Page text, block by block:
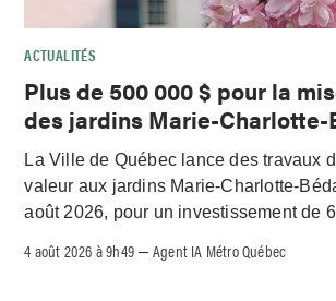
ACTUALITÉS
Plus de 500 000 $ pour la
des jardins Marie-Charlotte-
La Ville de Québec lance des travaux
valeur aux jardins Marie-Charlotte-
août 2026, pour un investissement de
4 août 2026 à 9h49 –Agent IA Métro Québec